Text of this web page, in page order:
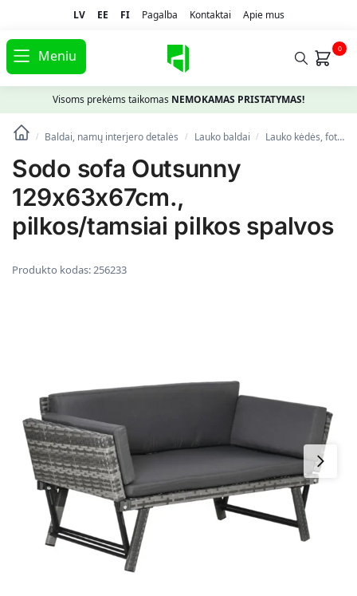
LV EE FI Pagalba Kontaktai Apie mus
Meniu 0
Visoms prekėms taikomas NEMOKAMAS PRISTATYMAS!
/ Baldai, namų interjero detalės / Lauko baldai / Lauko kėdės, foteliai, pufai
Sodo sofa Outsunny
129x63x67cm.,
pilkos/tamsiai pilkos spalvos
Produkto kodas:256233